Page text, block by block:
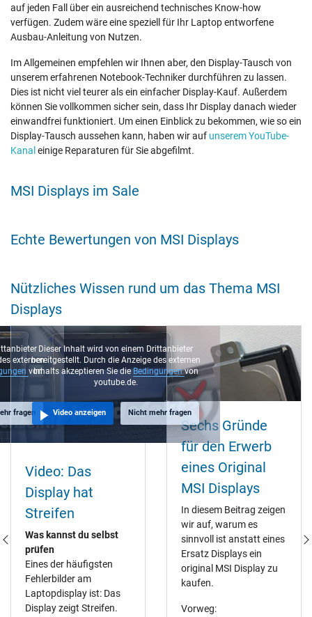
auf jeden Fall über ein ausreichend technisches Know-how
verfügen. Zudem wäre eine speziell für Ihr Laptop entworfene
Ausbau-Anleitung von Nutzen.
Im Allgemeinen empfehlen wir Ihnen aber, den Display-Tausch von
unserem erfahrenen Notebook-Techniker durchführen zu lassen.
Dies ist nicht viel teurer als ein einfacher Display-Kauf. Außerdem
können Sie vollkommen sicher sein, dass Ihr Display danach wieder
einwandfrei funktioniert. Um einen Einblick zu bekommen, wie so ein
Display-Tausch aussehen kann, haben wir auf unserem YouTube-
Kanaleinige Reparaturen für Sie abgefilmt.
MSI Displays im Sale
Echte Bewertungen von MSI Displays
Nützliches Wissen rund um das Thema MSI
Displays
externen
von
fragen
Dieser Inhalt wird von einem Drittanbieter
bereitgestellt. Durch die Anzeige des externen
Inhalts akzeptieren Sie dieBedingungenvon
youtube.de.
Video anzeigen Nicht mehr fragen
Video: Das
Display hat
Streifen
Was kannst du selbst
prüfen
Eines der häufigsten
Fehlerbilder am
Laptopdisplay ist: Das
Display zeigt Streifen.
Sechs Gründe
für den Erwerb
eines Original
MSI Displays
In diesem Beitrag zeigen
wir auf, warum es
sinnvoll ist anstatt eines
Ersatz Displays ein
original MSI Display zu
kaufen.
Vorweg: